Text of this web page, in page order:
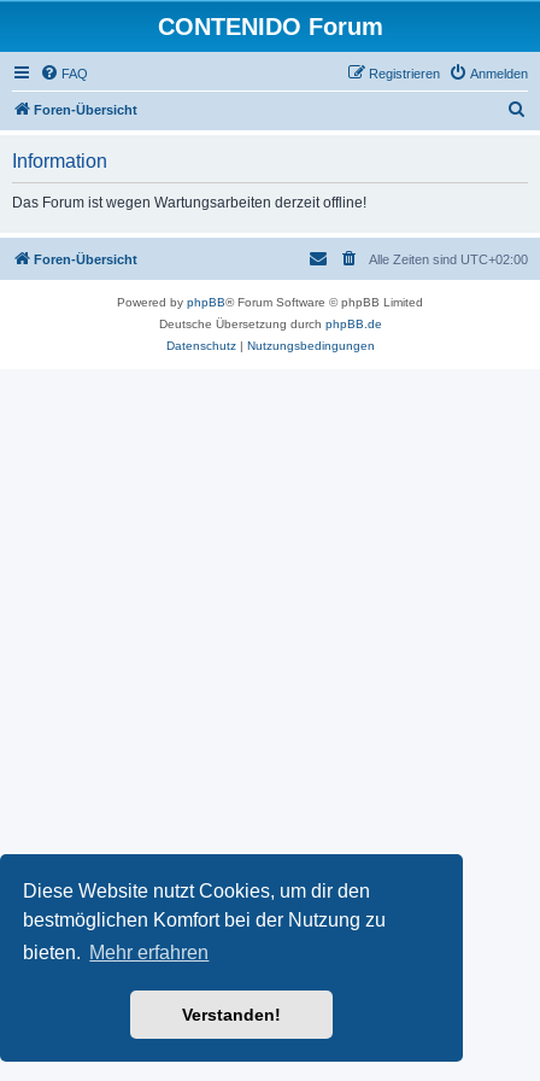
Diese Website nutzt Cookies, um dir den
bestmöglichen Komfort bei der Nutzung zu
bieten. Mehr erfahren
Verstanden!
CONTENIDO Forum
FAQ Anmelden
Registrieren
Foren-Übersicht
Information
Das Forum ist wegen Wartungsarbeiten derzeit offline!
Foren-Übersicht Alle Zeiten sind UTC+02:00
Powered by phpBB® Forum Software © phpBB Limited
Deutsche Übersetzung durch phpBB.de
Datenschutz| Nutzungsbedingungen